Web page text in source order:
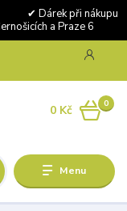
✔ Dárek při nákupu
a Praze 6
Menu
0
0 Kč